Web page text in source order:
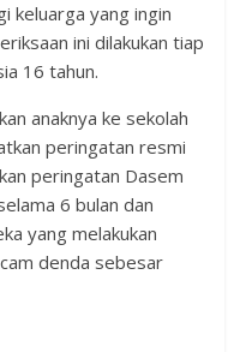
keluarga yang ingin
ini dilakukan tiap
16 tahun.
anaknya ke sekolah
peringatan resmi
peringatan Dasem
6 bulan dan
yang melakukan
denda sebesar